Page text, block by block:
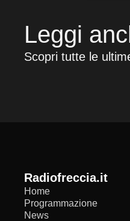
Leggi
Scopri tutte le
radiofreccia.it
Home
Programmazione
News